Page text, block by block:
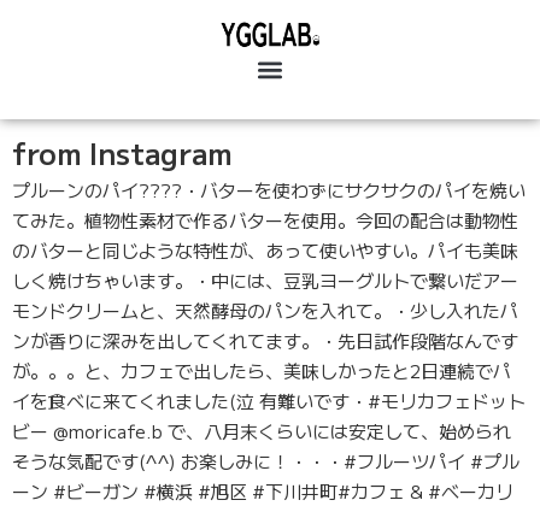
from Instagram
プルーンのパイ????・バターを使わずにサクサクのパイを焼い
てみた。植物性素材で作るバターを使用。今回の配合は動物性
のバターと同じような特性が、あって使いやすい。パイも美味
しく焼けちゃいます。・中には、豆乳ヨーグルトで繋いだアー
モンドクリームと、天然酵母のパンを入れて。・少し入れたパ
ンが香りに深みを出してくれてます。・先日試作段階なんです
が。。。と、カフェで出したら、美味しかったと2日連続でパ
イを食べに来てくれました(泣 有難いです・#モリカフェドット
ビー @moricafe.b で、八月末くらいには安定して、始められ
そうな気配です(^^) お楽しみに！・・・#フルーツパイ #プル
ーン #ビーガン #横浜 #旭区 #下川井町#カフェ & #ベーカリ